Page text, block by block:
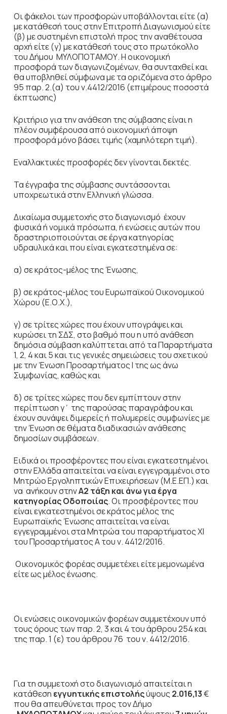
Οι φάκελοι των προσφορών υποβάλλονται είτε (α)
με κατάθεσή τους στην Επιτροπή Διαγωνισμού είτε
(β) με συστημένη επιστολή προς την αναθέτουσα
αρχή είτε (γ) με κατάθεσή τους στο πρωτόκολλο
του Δήμου ΜΥΛΟΠΟΤΑΜΟΥ. Η οικονομική
προσφορά των διαγωνιζομένων, θα συνταχθεί και
θα υποβληθεί σύμφωνα με τα οριζόμενα στο άρθρο
95 παρ. 2.(α) του ν.4412/2016 (επιμέρους ποσοστά
έκπτωσης)
Κριτήριο για την ανάθεση της σύμβασης είναι η
πλέον συμφέρουσα από οικονομική άποψη
προσφορά μόνο βάσει τιμής (χαμηλότερη τιμή).
Εναλλακτικές προσφορές δεν γίνονται δεκτές.
Τα έγγραφα της σύμβασης συντάσσονται
υποχρεωτικά στην Ελληνική γλώσσα.
Δικαίωμα συμμετοχής στο διαγωνισμό έχουν
φυσικά ή νομικά πρόσωπα, ή ενώσεις αυτών που
δραστηριοποιούνται σε έργα κατηγορίας
υδραυλικά και που είναι εγκατεστημένα σε:
α) σε κράτος-μέλος της Ένωσης,
β) σε κράτος-μέλος του Ευρωπαϊκού Οικονομικού
Χώρου (Ε.Ο.Χ.),
γ) σε τρίτες χώρες που έχουν υπογράψει και
κυρώσει τη ΣΔΣ, στο βαθμό που η υπό ανάθεση
δημόσια σύμβαση καλύπτεται από τα Παραρτήματα
1, 2, 4 και 5 και τις γενικές σημειώσεις του σχετικού
με την Ένωση Προσαρτήματος I της ως άνω
Συμφωνίας, καθώς και
δ) σε τρίτες χώρες που δεν εμπίπτουν στην
περίπτωση γ΄ της παρούσας παραγράφου και
έχουν συνάψει διμερείς ή πολυμερείς συμφωνίες με
την Ένωση σε θέματα διαδικασιών ανάθεσης
δημοσίων συμβάσεων.
Ειδικά οι προσφέροντες που είναι εγκατεστημένοι
στην Ελλάδα απαιτείται να είναι εγγεγραμμένοι στο
Μητρώο Εργοληπτικών Επιχειρήσεων (Μ.Ε.ΕΠ.) και
να ανήκουν στηνΑ2 τάξη και άνω για έργα
κατηγορίας Οδοποιίας. Οι προσφέροντες που
είναι εγκατεστημένοι σε κράτος μέλος της
Ευρωπαϊκής Ένωσης απαιτείται να είναι
εγγεγραμμένοι στα Μητρώα του παραρτήματος ΧΙ
του Προσαρτήματος Α του ν. 4412/2016.
Οικονομικός φορέας συμμετέχει είτε μεμονωμένα
είτε ως μέλος ένωσης.
Οι ενώσειςοικονομικών φορέων συμμετέχουν υπό
τους όρους των παρ. 2, 3 και 4 του άρθρου 254 και
της παρ. 1 (ε) του άρθρου 76 του ν. 4412/2016.
Για τη συμμετοχή στο διαγωνισμό απαιτείται η
κατάθεση εγγυητικής επιστολήςύψους 2.016,13€
που θα απευθύνεται προς τον Δήμο